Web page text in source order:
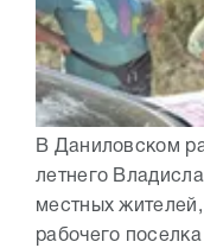
В Даниловском
летнего
местных
рабочего